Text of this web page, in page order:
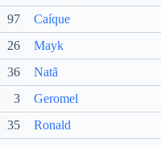
97
Caíque
26
Mayk
36
Natã
3
Geromel
35
Ronald